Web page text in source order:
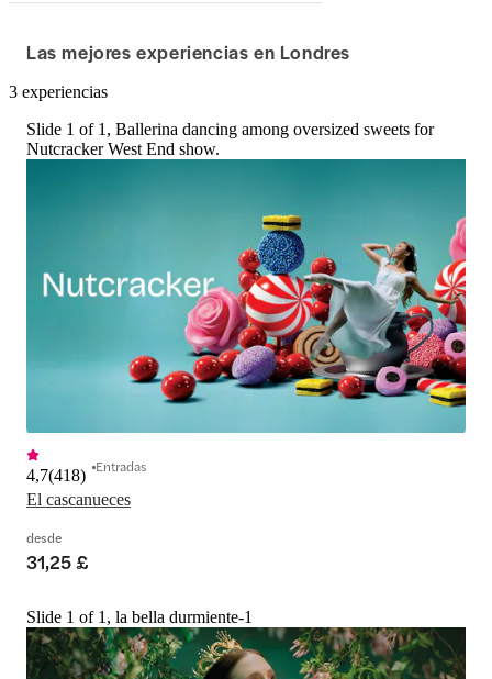
Las mejores experiencias en Londres
3 experiencias
Slide 1 of 1, Ballerina dancing among oversized sweets for
Nutcracker West End show.
El cascanueces
4,7(418) Entradas
desde
31,25 £
Slide 1 of 1, la bella durmiente-1